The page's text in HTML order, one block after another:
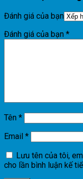
Đánh giá của bạn
Đánh giá của bạn *
Tên *
Email *
Lưu tên của tôi,
cho lần bình luận kế